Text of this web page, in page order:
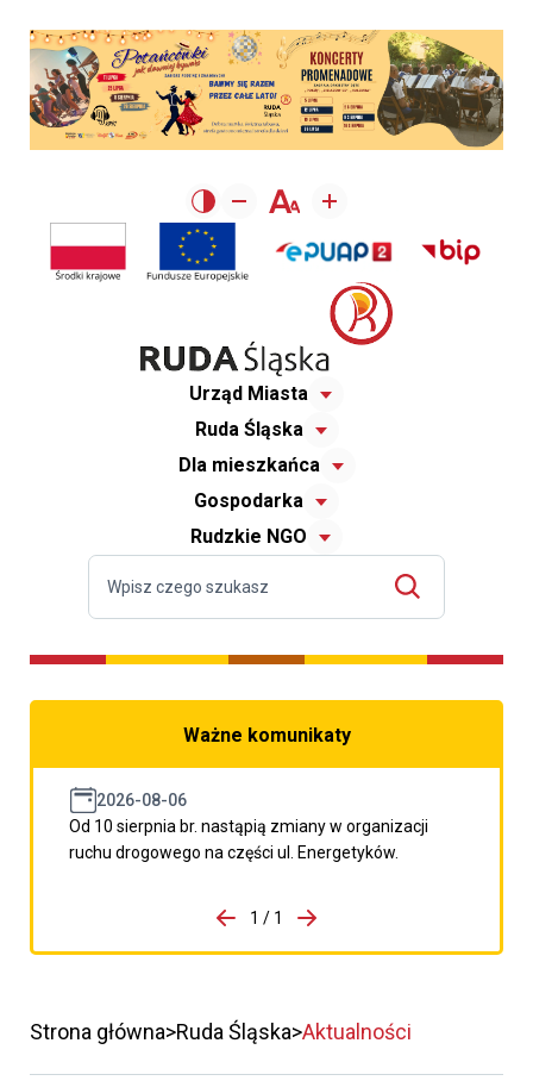
Urząd Miasta
Ruda Śląska
Dla mieszkańca
Gospodarka
Rudzkie NGO
Ważne komunikaty
2026-08-06
Od 10 sierpnia br. nastąpią zmiany w organizacji
ruchu drogowego na części ul. Energetyków.
porzpedniego komunikatu
1 / 1
Przejdź do następnego
Strona główna Ruda Śląska Aktualności